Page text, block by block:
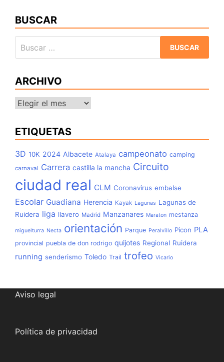
BUSCAR
ARCHIVO
Archivo
ETIQUETAS
3D 10K 2024 Albacete Atalaya campeonato camping
carnaval Carrera castilla la mancha Circuito
ciudad real CLM Coronavirus embalse
Escolar Guadiana Herencia Kayak Lagunas Lagunas de
Ruidera liga llavero Madrid Manzanares Maraton mestanza
miguelturra Necta orientación Parque Peralvillo Picon PLA
provincial puebla de don rodrigo quijotes Regional Ruidera
running senderismo Toledo Trail trofeo Vicario
Aviso legal
Política de privacidad